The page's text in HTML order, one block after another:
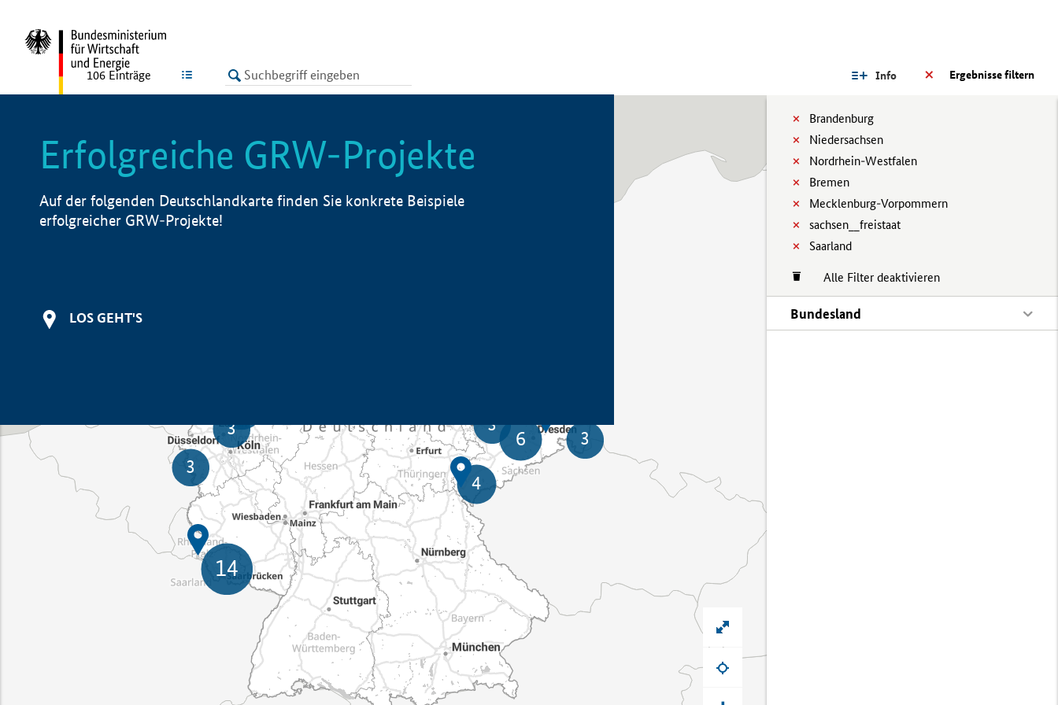
LISTE Ergebnisse filtern
Info
Brandenburg
Niedersachsen
Nordrhein-Westfalen
Bremen
Mecklenburg-Vorpommern
sachsen__freistaat
Saarland
Alle Filter deaktivieren
Bundesland
106 Einträge
Erfolgreiche GRW-Projekte
Auf der folgenden Deutschlandkarte finden Sie konkrete Beispiele
erfolgreicher GRW-Projekte!
LOS GEHT'S